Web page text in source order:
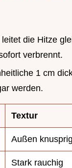
die Hitze
verbrennt.
1 cm
werden.
Textur
Außen knusprig
Stark rauchig